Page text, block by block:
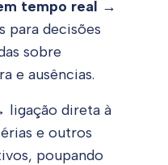
tempo real →
para decisões
sobre
e ausências.
ligação direta à
e outros
poupando